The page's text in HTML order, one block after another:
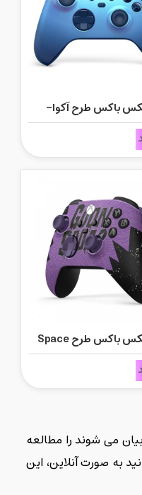
باکس طرح آکوا-
دسته ایکس باکس طرح Space
Jam: A New
می شوند را مطالعه
به صورت آنلاین، این